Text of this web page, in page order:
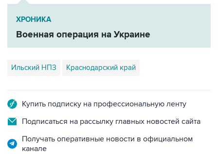
ХРОНИКА
Военная операция на Украине
Ильский НПЗ Краснодарский край
Купить подписку на профессиональную ленту
Подписаться на рассылку главных новостей сайта
Получать оперативные новости в официальном
канале